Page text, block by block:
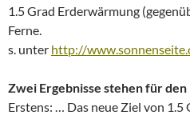
1.5 Grad Erderwärmung
Ferne.
s. unter http://
Zwei Ergebnisse stehen für den
Erstens: … Das neue Ziel von